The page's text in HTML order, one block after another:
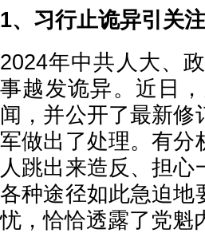
1、习行止诡异引关
2024年中共人大、
事越发诡异。近日
闻，并公开了最新修
军做出了处理。有分
人跳出来造反、担
各种途径如此急迫地
忧，恰恰透露了党魁